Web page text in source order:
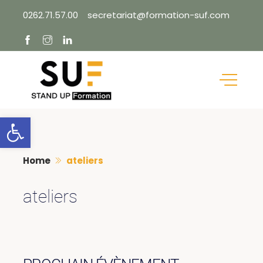
content
0262.71.57.00 secretariat@formation-suf.com
Home ateliers
ateliers
Ouvrir la barre d’outils